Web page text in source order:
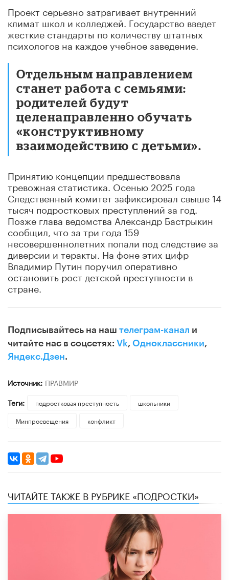
Проект серьезно затрагивает внутренний
климат школ и колледжей. Государство введет
жесткие стандарты по количеству штатных
психологов на каждое учебное заведение.
Отдельным направлением
станет работа с семьями:
родителей будут
целенаправленно обучать
«конструктивному
взаимодействию с детьми».
Принятию концепции предшествовала
тревожная статистика. Осенью 2025 года
Следственный комитет зафиксировал свыше 14
тысяч подростковых преступлений за год.
Позже глава ведомства Александр Бастрыкин
сообщил, что за три года 159
несовершеннолетних попали под следствие за
диверсии и теракты. На фоне этих цифр
Владимир Путин поручил оперативно
остановить рост детской преступности в
стране.
Подписывайтесь на наш телеграм-канал и
читайте нас в соцсетях: Vk, Одноклассники,
Яндекс.Дзен.
Источник: ПРАВМИР
Теги:
подростковая преступность
школьники
Минпросвещения
конфликт
ЧИТАЙТЕ ТАКЖЕ В РУБРИКЕ «ПОДРОСТКИ»